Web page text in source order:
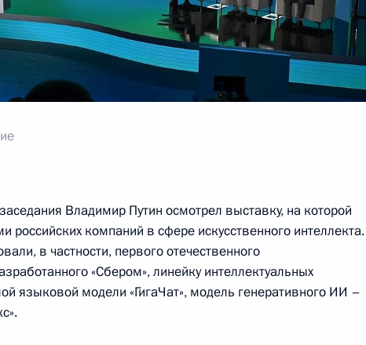
Андреем Никитиным
Кремль
5
Совета министров Того Фором
в мир искусственного интеллекта»
Владимир Путин осмотрел выставку, на которой
российских компаний в сфере искусственного интеллекта.
в частности, первого отечественного
«Сбером», линейку интеллектуальных
языковой модели «ГигаЧат», модель генеративного ИИ –